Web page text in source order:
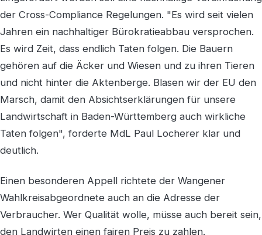
der Cross-Compliance Regelungen. "Es wird seit vielen
Jahren ein nachhaltiger Bürokratieabbau versprochen.
Es wird Zeit, dass endlich Taten folgen. Die Bauern
gehören auf die Äcker und Wiesen und zu ihren Tieren
und nicht hinter die Aktenberge. Blasen wir der EU den
Marsch, damit den Absichtserklärungen für unsere
Landwirtschaft in Baden-Württemberg auch wirkliche
Taten folgen", forderte MdL Paul Locherer klar und
deutlich.
Einen besonderen Appell richtete der Wangener
Wahlkreisabgeordnete auch an die Adresse der
Verbraucher. Wer Qualität wolle, müsse auch bereit sein,
den Landwirten einen fairen Preis zu zahlen.